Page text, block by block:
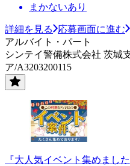
まかないあり
詳細を見る
応募画面に進む
アルバイト・パート
シンテイ警備株式会社 茨城
ア/A3203200115
『大人気イベント集めまし